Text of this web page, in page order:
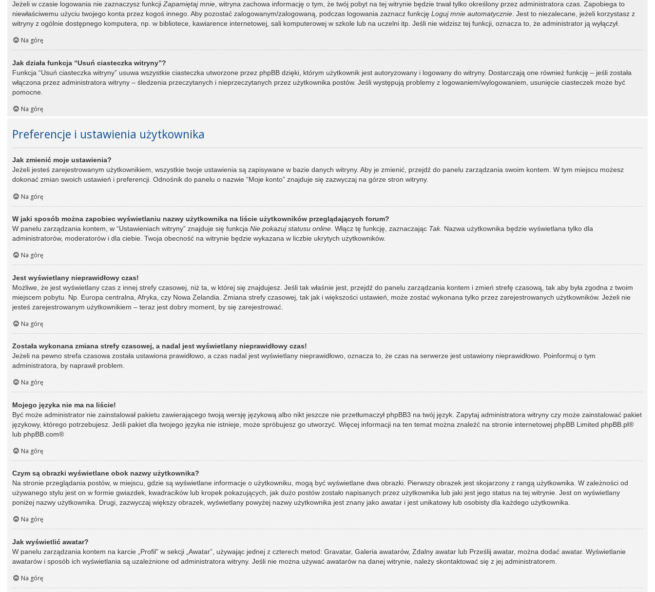
Jeżeli w czasie logowania nie zaznaczysz funkcjiZapamiętaj mnie, witryna zachowa informację o tym, że twój pobyt na tej witrynie będzie trwał tylko określony przez administratora czas. Zapobiega to
niewłaściwemu użyciu twojego konta przez kogoś innego. Aby pozostać zalogowanym/zalogowaną, podczas logowania zaznacz funkcję Loguj mnie automatycznie. Jest to niezalecane, jeżeli korzystasz z
witryny z ogólnie dostępnego komputera, np. w bibliotece, kawiarence internetowej, sali komputerowej w szkole lub na uczelni itp. Jeśli nie widzisz tej funkcji, oznacza to, że administrator ją wyłączył.
Na górę
Jak działa funkcja “Usuń ciasteczka witryny”?
Funkcja “Usuń ciasteczka witryny” usuwa wszystkie ciasteczka utworzone przez phpBB dzięki, którym użytkownik jest autoryzowany i logowany do witryny. Dostarczają one również funkcję – jeśli została
włączona przez administratora witryny – śledzenia przeczytanych i nieprzeczytanych przez użytkownika postów. Jeśli występują problemy z logowaniem/wylogowaniem, usunięcie ciasteczek może być
pomocne.
Na górę
Preferencje i ustawienia użytkownika
Jak zmienić moje ustawienia?
Jeżeli jesteś zarejestrowanym użytkownikiem, wszystkie twoje ustawienia są zapisywane w bazie danych witryny. Aby je zmienić, przejdź do panelu zarządzania swoim kontem. W tym miejscu możesz
dokonać zmian swoich ustawień i preferencji. Odnośnik do panelu o nazwie “Moje konto” znajduje się zazwyczaj na górze stron witryny.
Na górę
W jaki sposób można zapobiec wyświetlaniu nazwy użytkownika na liście użytkowników przeglądających forum?
W panelu zarządzania kontem, w “Ustawieniach witryny” znajduje się funkcja Nie pokazuj statusu online . Włącz tę funkcję, zaznaczając Tak. Nazwa użytkownika będzie wyświetlana tylko dla
administratorów, moderatorów i dla ciebie. Twoja obecność na witrynie będzie wykazana w liczbie ukrytych użytkowników.
Na górę
Jest wyświetlany nieprawidłowy czas!
Możliwe, że jest wyświetlany czas z innej strefy czasowej, niż ta, w której się znajdujesz. Jeśli tak właśnie jest, przejdź do panelu zarządzania kontem i zmień strefę czasową, tak aby była zgodna z twoim
miejscem pobytu. Np. Europa centralna, Afryka, czy Nowa Zelandia. Zmiana strefy czasowej, tak jak i większości ustawień, może zostać wykonana tylko przez zarejestrowanych użytkowników. Jeżeli nie
jesteś zarejestrowanym użytkownikiem – teraz jest dobry moment, by się zarejestrować.
Na górę
Została wykonana zmiana strefy czasowej, a nadal jest wyświetlany nieprawidłowy czas!
Jeżeli na pewno strefa czasowa została ustawiona prawidłowo, a czas nadal jest wyświetlany nieprawidłowo, oznacza to, że czas na serwerze jest ustawiony nieprawidłowo. Poinformuj o tym
administratora, by naprawił problem.
Na górę
Mojego języka nie ma na liście!
Być może administrator nie zainstalował pakietu zawierającego twoją wersję językową albo nikt jeszcze nie przetłumaczył phpBB3 na twój język. Zapytaj administratora witryny czy może zainstalować pakiet
językowy, którego potrzebujesz. Jeśli pakiet dla twojego języka nie istnieje, może spróbujesz go utworzyć. Więcej informacji na ten temat można znaleźć na stronie internetowej phpBB Limited phpBB.pl®
lub phpBB.com®
Na górę
Czym są obrazki wyświetlane obok nazwy użytkownika?
Na stronie przeglądania postów, w miejscu, gdzie są wyświetlane informacje o użytkowniku, mogą być wyświetlane dwa obrazki. Pierwszy obrazek jest skojarzony z rangą użytkownika. W zależności od
używanego stylu jest on w formie gwiazdek, kwadracików lub kropek pokazujących, jak dużo postów zostało napisanych przez użytkownika lub jaki jest jego status na tej witrynie. Jest on wyświetlany
poniżej nazwy użytkownika. Drugi, zazwyczaj większy obrazek, wyświetlany powyżej nazwy użytkownika jest znany jako awatar i jest unikatowy lub osobisty dla każdego użytkownika.
Na górę
Jak wyświetlić awatar?
W panelu zarządzania kontem na karcie „Profil” w sekcji „Awatar”, używając jednej z czterech metod: Gravatar, Galeria awatarów, Zdalny awatar lub Prześlij awatar, można dodać awatar. Wyświetlanie
awatarów i sposób ich wyświetlania są uzależnione od administratora witryny. Jeśli nie można używać awatarów na danej witrynie, należy skontaktować się z jej administratorem.
Na górę